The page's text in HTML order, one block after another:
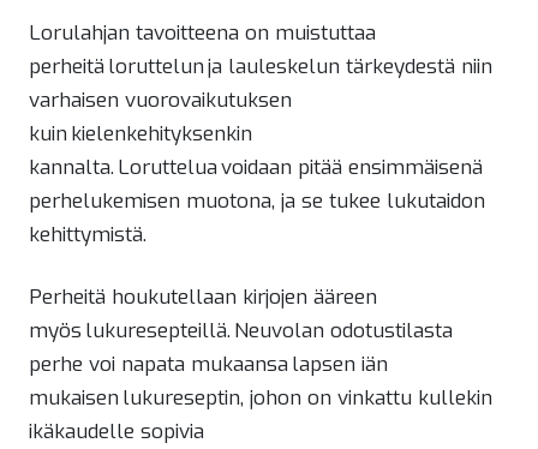
Lorulahjan tavoitteena on muistuttaa
perheitä loruttelun ja lauleskelun tärkeydestä niin
varhaisen vuorovaikutuksen
kuin kielenkehityksenkin
kannalta. Loruttelua voidaan pitää ensimmäisenä
perhelukemisen muotona, ja se tukee lukutaidon
kehittymistä.
Perheitä houkutellaan kirjojen ääreen
myös lukuresepteillä. Neuvolan odotustilasta
perhe voi napata mukaansa lapsen iän
mukaisen lukureseptin, johon on vinkattu kullekin
ikäkaudelle sopivia